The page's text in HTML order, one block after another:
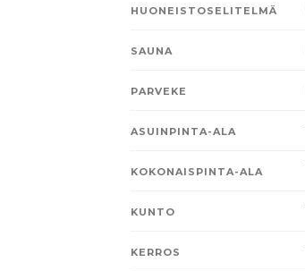
HUONEISTOSELITELMÄ
SAUNA
PARVEKE
ASUINPINTA-ALA
KOKONAISPINTA-ALA
KUNTO
KERROS